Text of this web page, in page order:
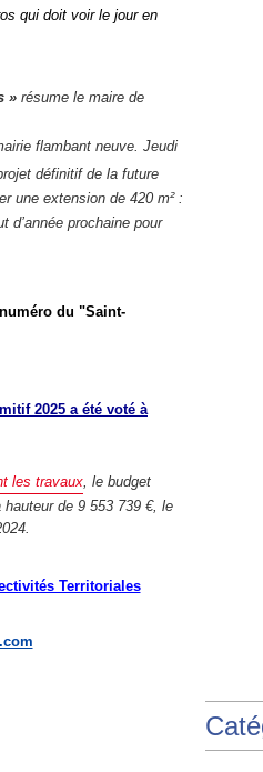
qui doit voir le jour en
» résume le maire de
flambant neuve. Jeudi
définitif de la future
une extension de 420 m² :
d’année prochaine pour
du "Saint-
2025 a été voté à
les travaux , le budget
de 9 553 739 €, le
Territoriales